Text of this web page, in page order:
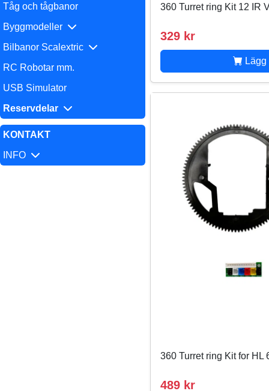
Tåg och tågbanor
Byggmodeller
Bilbanor Scalextric
RC Robotar mm.
USB Simulator
Reservdelar
KONTAKT
INFO
360 Turret ring Kit 12 IR
329 kr
360 Turret ring Kit for HL
489 kr